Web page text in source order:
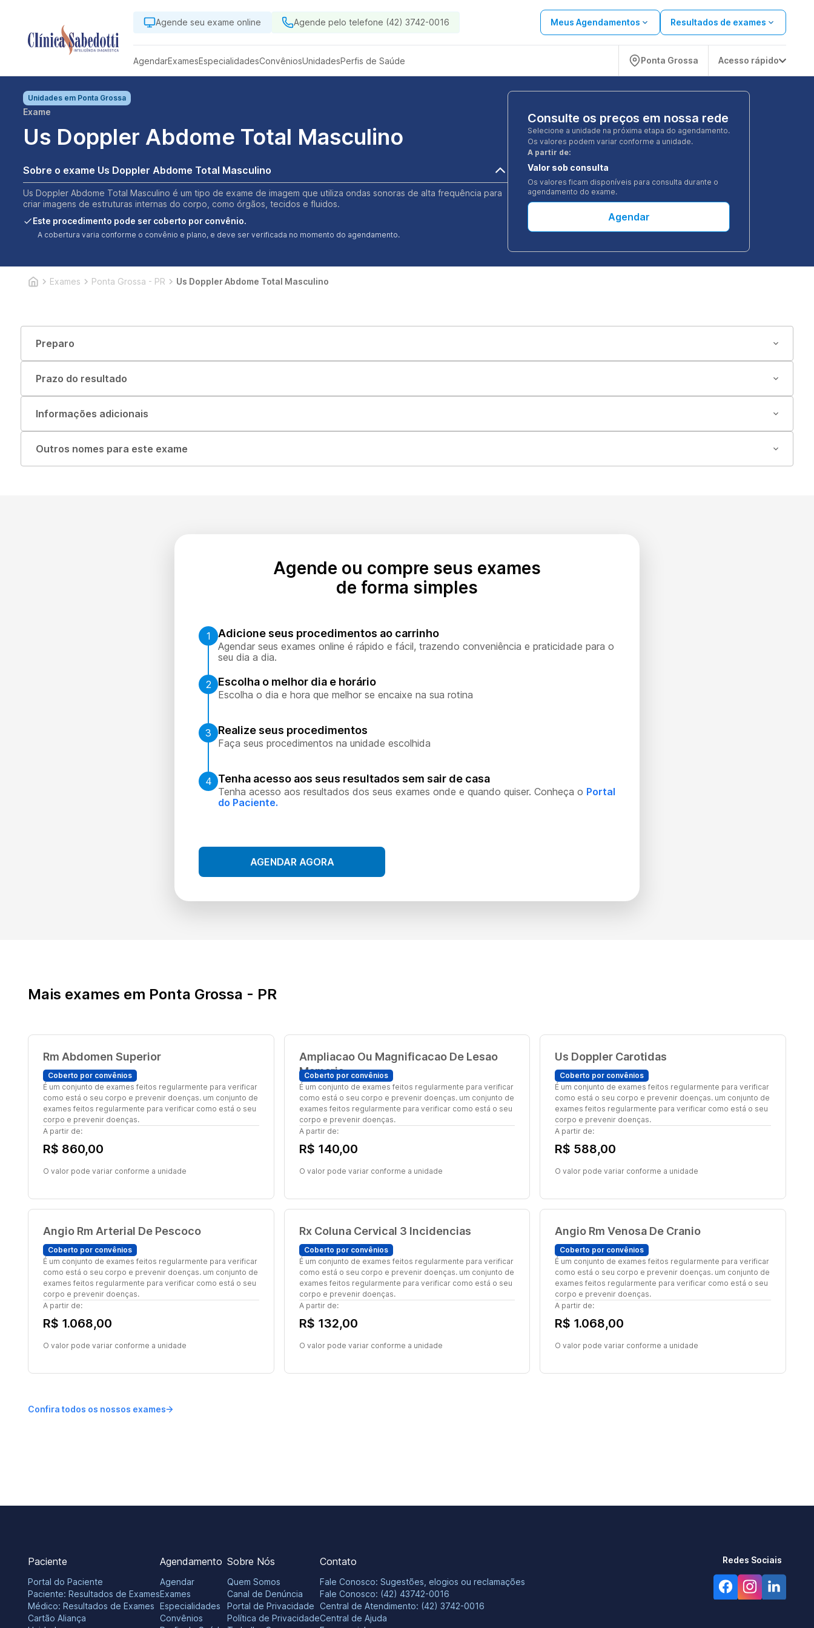
Agende seu exame online Agende pelo telefone (42) 3742-0016 Meus Agendamentos Resultados de exames
AgendarExamesEspecialidadesConvêniosUnidadesPerfis de Saúde Ponta Grossa Acesso rápido
Unidades em Ponta Grossa
Exame
Us Doppler Abdome Total Masculino
Sobre o exame Us Doppler Abdome Total Masculino
Us Doppler Abdome Total Masculino é um tipo de exame de imagem que utiliza ondas sonoras de alta frequência para
criar imagens de estruturas internas do corpo, como órgãos, tecidos e fluidos.
Este procedimento pode ser coberto por convênio.
A cobertura varia conforme o convênio e plano, e deve ser verificada no momento do agendamento.
Consulte os preços em nossa rede
Selecione a unidade na próxima etapa do agendamento.
Os valores podem variar conforme a unidade.
A partir de:
Valor sob consulta
Os valores ficam disponíveis para consulta durante o
agendamento do exame.
Agendar
Exames Ponta Grossa - PR Us Doppler Abdome Total Masculino
Preparo
Prazo do resultado
Informações adicionais
Outros nomes para este exame
Agende ou compre seus exames
de forma simples
1 Adicione seus procedimentos ao carrinho
Agendar seus exames online é rápido e fácil, trazendo conveniência e praticidade para o
seu dia a dia.
2 Escolha o melhor dia e horário
Escolha o dia e hora que melhor se encaixe na sua rotina
3 Realize seus procedimentos
Faça seus procedimentos na unidade escolhida
4 Tenha acesso aos seus resultados sem sair de casa
Tenha acesso aos resultados dos seus exames onde e quando quiser. Conheça o Portal
do Paciente.
AGENDAR AGORA
Mais exames em Ponta Grossa - PR
Rm Abdomen Superior
Coberto por convênios
É um conjunto de exames feitos regularmente para verificar
como está o seu corpo e prevenir doenças. um conjunto de
exames feitos regularmente para verificar como está o seu
corpo e prevenir doenças.
A partir de:
R$ 860,00
O valor pode variar conforme a unidade
Ampliacao Ou Magnificacao De Lesao
Mamaria
Coberto por convênios
É um conjunto de exames feitos regularmente para verificar
como está o seu corpo e prevenir doenças. um conjunto de
exames feitos regularmente para verificar como está o seu
corpo e prevenir doenças.
A partir de:
R$ 140,00
O valor pode variar conforme a unidade
Us Doppler Carotidas
Coberto por convênios
É um conjunto de exames feitos regularmente para verificar
como está o seu corpo e prevenir doenças. um conjunto de
exames feitos regularmente para verificar como está o seu
corpo e prevenir doenças.
A partir de:
R$ 588,00
O valor pode variar conforme a unidade
Angio Rm Arterial De Pescoco
Coberto por convênios
É um conjunto de exames feitos regularmente para verificar
como está o seu corpo e prevenir doenças. um conjunto de
exames feitos regularmente para verificar como está o seu
corpo e prevenir doenças.
A partir de:
R$ 1.068,00
O valor pode variar conforme a unidade
Rx Coluna Cervical 3 Incidencias
Coberto por convênios
É um conjunto de exames feitos regularmente para verificar
como está o seu corpo e prevenir doenças. um conjunto de
exames feitos regularmente para verificar como está o seu
corpo e prevenir doenças.
A partir de:
R$ 132,00
O valor pode variar conforme a unidade
Angio Rm Venosa De Cranio
Coberto por convênios
É um conjunto de exames feitos regularmente para verificar
como está o seu corpo e prevenir doenças. um conjunto de
exames feitos regularmente para verificar como está o seu
corpo e prevenir doenças.
A partir de:
R$ 1.068,00
O valor pode variar conforme a unidade
Confira todos os nossos exames
Paciente
Portal do Paciente
Paciente: Resultados de Exames
Médico: Resultados de Exames
Cartão Aliança
Agendamento
Agendar
Exames
Especialidades
Convênios
Sobre Nós
Quem Somos
Canal de Denúncia
Portal de Privacidade
Política de Privacidade
Contato
Fale Conosco: Sugestões, elogios ou reclamações
Fale Conosco: (42) 43742-0016
Central de Atendimento: (42) 3742-0016
Central de Ajuda
Redes Sociais